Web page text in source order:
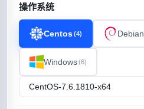
操作系统
Centos(4) Debian
Windows(6)